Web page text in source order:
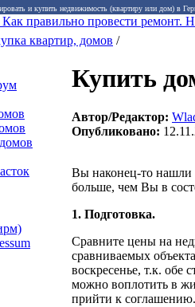
и купить недвижимость (квартиру или дом) в
квартир, домов /
Купить
Автор/Редактор:
Опубликовано:
Вы наконец-то нашли
больше, чем Вы в
1. Подготовка.
Сравните цены на
сравниваемых
воскресенье, т.к. обе
можно воплотить в
прийти к соглашению.